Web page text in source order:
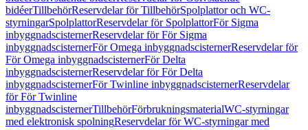
bidéerTillbehörReservdelar för TillbehörSpolplattor och WC-
styrningarSpolplattorReservdelar för SpolplattorFör Sigma
inbyggnadscisternerReservdelar för För Sigma
inbyggnadscisternerFör Omega inbyggnadscisternerReservdelar för
För Omega inbyggnadscisternerFör Delta
inbyggnadscisternerReservdelar för För Delta
inbyggnadscisternerFör Twinline inbyggnadscisternerReservdelar
för För Twinline
inbyggnadscisternerTillbehörFörbrukningsmaterialWC-styrningar
med elektronisk spolningReservdelar för WC-styrningar med